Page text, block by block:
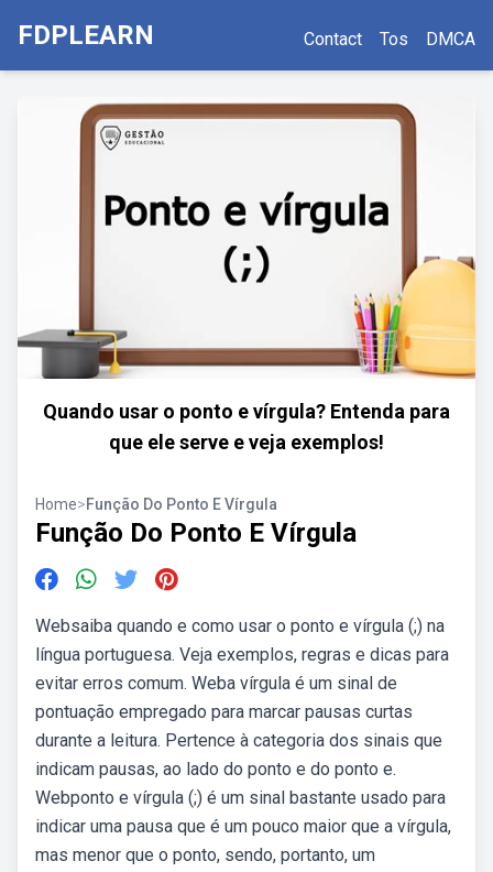
FDPLEARN Contact Tos DMCA
Quando usar o ponto e vírgula? Entenda para
que ele serve e veja exemplos!
Home>Função Do Ponto E Vírgula
Função Do Ponto E Vírgula
Websaiba quando e como usar o ponto e vírgula (;) na
língua portuguesa. Veja exemplos, regras e dicas para
evitar erros comum. Weba vírgula é um sinal de
pontuação empregado para marcar pausas curtas
durante a leitura. Pertence à categoria dos sinais que
indicam pausas, ao lado do ponto e do ponto e.
Webponto e vírgula (;) é um sinal bastante usado para
indicar uma pausa que é um pouco maior que a vírgula,
mas menor que o ponto, sendo, portanto, um